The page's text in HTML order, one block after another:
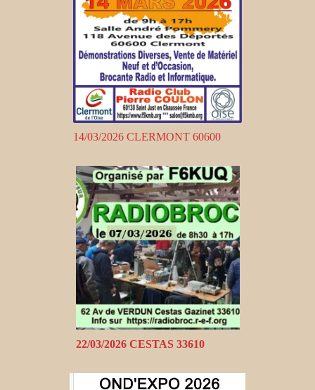
14/03/2026 CLERMONT 60600
22/03/2026 CESTAS 33610